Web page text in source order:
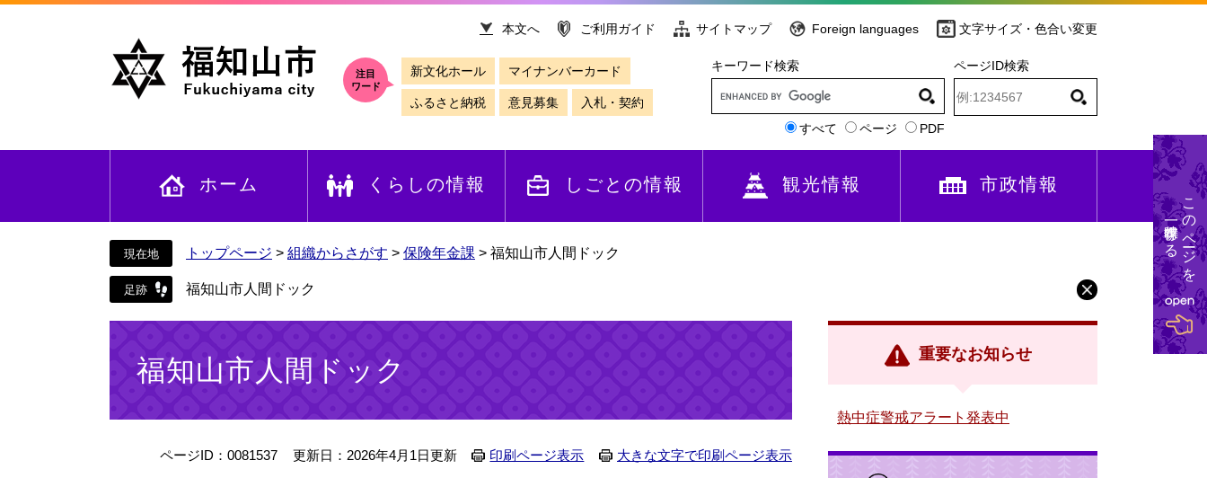
文
本文へ ご利用ガイド サイトマップ Foreign languages 文字サイズ・色合い変更
注目
ワード
新文化ホール マイナンバーカード
ふるさと納税 意見募集 入札・契約
キーワード検索
すべて ページ PDF
ページID検索
ホーム くらしの情報 しごとの情報 観光情報 市政情報
トップページ > 組織からさがす > 保険年金課 > 福知山市人間ドック
福知山市人間ドック
福知山市人間ドック
ページID：0081537 更新日：2026年4月1日更新 印刷ページ表示 大きな文字で印刷ページ表示
重要なお知らせ
熱中症警戒アラート発表中
このページを
一時保存する